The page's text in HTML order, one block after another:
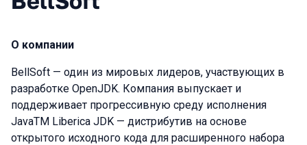
О компании
BellSoft — один из мировых лидеров, участвующих в
разработке OpenJDK. Компания выпускает и
поддерживает прогрессивную среду исполнения
JavaTM Liberica JDK — дистрибутив на основе
открытого исходного кода для расширенного набора